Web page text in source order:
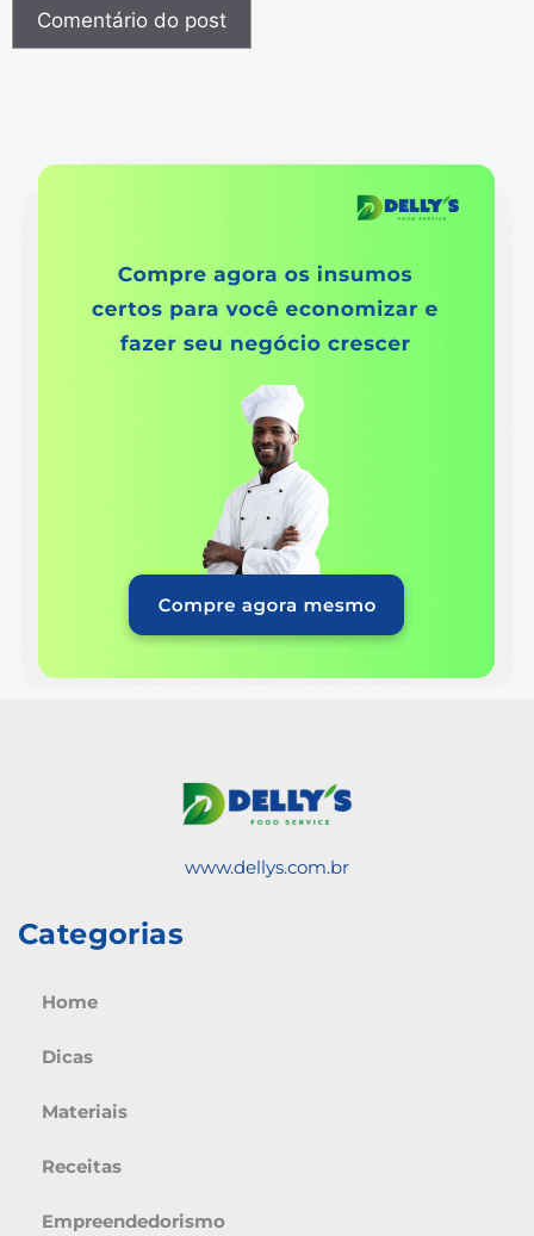
www.dellys.com.br
Categorias
Home
Dicas
Materiais
Receitas
Empreendedorismo